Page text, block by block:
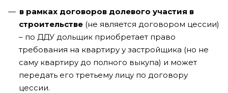
в рамках договоров долевого участия в
строительстве (не является договором цессии)
– по ДДУ дольщик приобретает право
требования на квартиру у застройщика (но не
саму квартиру до полного выкупа) и может
передать его третьему лицу по договору
цессии.